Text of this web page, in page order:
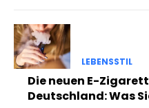
LEBENSSTIL
Die neuen E-
Deutschland: Was